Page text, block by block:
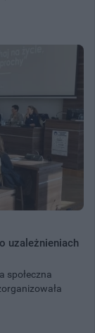
uzależnieniach
społeczna